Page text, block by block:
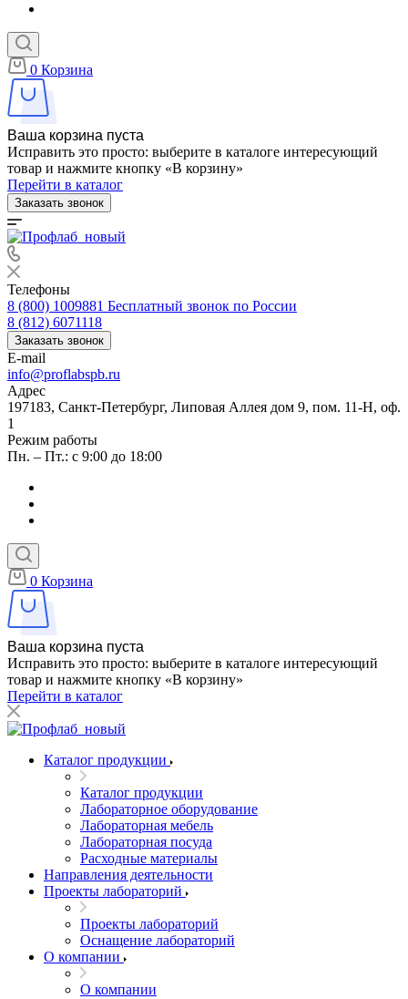
0 Корзина
Ваша корзина пуста
Исправить это просто: выберите в каталоге интересующий
товар и нажмите кнопку «В корзину»
Перейти в каталог
Заказать звонок
Телефоны
8 (800) 1009881 Бесплатный звонок по России
8 (812) 6071118
Заказать звонок
E-mail
info@proflabspb.ru
Адрес
197183, Санкт-Петербург, Липовая Аллея дом 9, пом. 11-Н, оф.
1
Режим работы
Пн. – Пт.: с 9:00 до 18:00
0 Корзина
Ваша корзина пуста
Исправить это просто: выберите в каталоге интересующий
товар и нажмите кнопку «В корзину»
Перейти в каталог
Каталог продукции
Каталог продукции
Лабораторное оборудование
Лабораторная мебель
Лабораторная посуда
Расходные материалы
Направления деятельности
Проекты лабораторий
Проекты лабораторий
Оснащение лабораторий
О компании
О компании